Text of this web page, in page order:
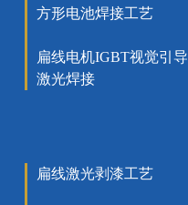
方形电池焊接工艺
扁线电机IGBT视觉引导
激光焊接
扁线激光剥漆工艺